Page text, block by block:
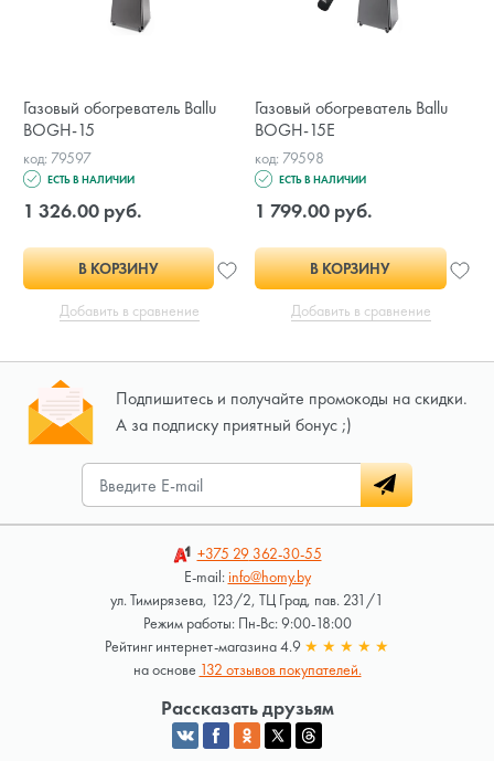
Газовый обогреватель Ballu
BOGH-15
код: 79597
ЕСТЬ В НАЛИЧИИ
1 326.00 руб.
В КОРЗИНУ
Добавить в сравнение
Газовый обогреватель Ballu
BOGH-15E
код: 79598
ЕСТЬ В НАЛИЧИИ
1 799.00 руб.
В КОРЗИНУ
Добавить в сравнение
Подпишитесь и получайте промокоды на скидки.
А за подписку приятный бонус ;)
+375 29362-30-55
E-mail:info@homy.by
ул. Тимирязева, 123/2, ТЦ Град, пав. 231/1
Режим работы: Пн-Вс: 9:00-18:00
Рейтинг интернет-магазина 4.9 ★ ★ ★ ★ ★
на основе 132 отзывов покупателей.
Рассказать друзьям